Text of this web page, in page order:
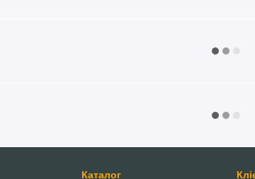
Каталог